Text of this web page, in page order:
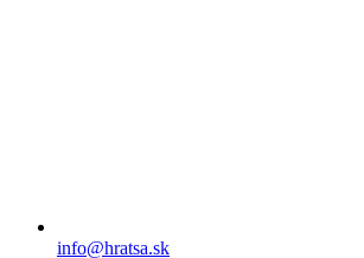
info@hratsa.sk